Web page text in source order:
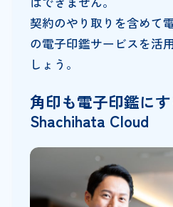
契約のやり取りを含めて
の電子印鑑サービスを活
しょう。
角印も電子印鑑に
Shachihata Cloud